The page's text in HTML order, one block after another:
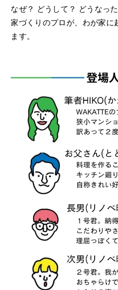
なぜ？ どうして？ どうなった
家づくりのプロが、わが家に
ます。